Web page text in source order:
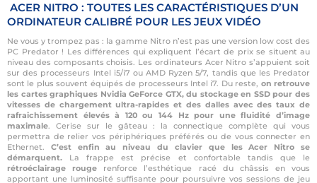
ACER NITRO : TOUTES LES CARACTÉRISTIQUES D’UN
ORDINATEUR CALIBRÉ POUR LES JEUX VIDÉO
Ne vous y trompez pas : la gamme Nitro n’est pas une version low cost des
PC Predator ! Les différences qui expliquent l’écart de prix se situent au
niveau des composants choisis. Les ordinateurs Acer Nitro s’appuient soit
sur des processeurs Intel i5/i7 ou AMD Ryzen 5/7, tandis que les Predator
sont le plus souvent équipés de processeurs Intel i7. Du reste, on retrouve
les cartes graphiques Nvidia GeForce GTX, du stockage en SSD pour des
vitesses de chargement ultra-rapides et des dalles avec des taux de
rafraichissement élevés à 120 ou 144 Hz pour une fluidité d’image
maximale. Cerise sur le gâteau : la connectique complète qui vous
permettra de relier vos périphériques préférés ou de vous connecter en
Ethernet. C’est enfin au niveau du clavier que les Acer Nitro se
démarquent. La frappe est précise et confortable tandis que le
rétroéclairage rouge renforce l’esthétique racé du châssis en vous
apportant une luminosité suffisante pour poursuivre vos sessions de jeu